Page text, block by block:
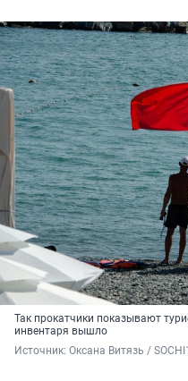
Так прокатчики показывают
инвентаря вышло
Источник: Оксана Витязь /